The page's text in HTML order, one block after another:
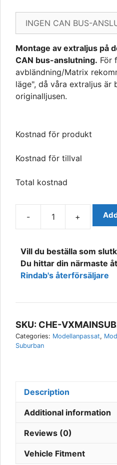
Montage av extraljus på
CAN bus-anslutning. För
avbländning/Matrix
läge", då våra extraljus är
originalljusen.
Kostnad för produkt
Kostnad för tillval
Total kostnad
-
2021-
kit,
X
+
Vill du beställa som
Du hittar din närmaste
Rindab's återförsäljare
SKU: CHE-
Categories: Modellanpassat,
Suburban
Description
Additional information
Reviews (0)
Vehicle Fitment